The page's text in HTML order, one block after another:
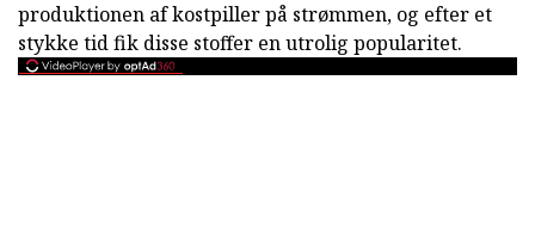
produktionen af kostpiller på strømmen, og efter et
stykke tid fik disse stoffer en utrolig popularitet.